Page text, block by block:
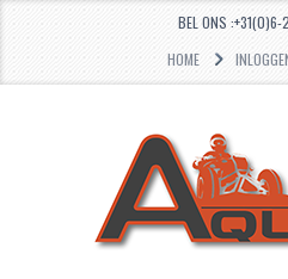
BEL ONS
HOME